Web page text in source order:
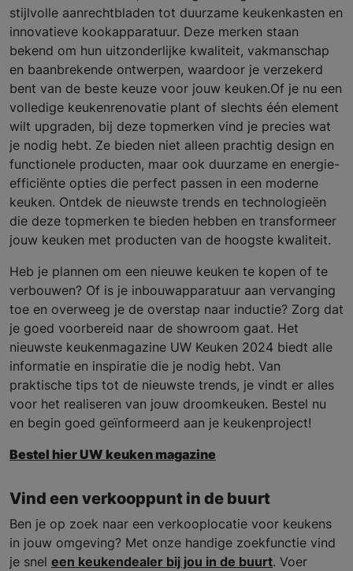
stijlvolle aanrechtbladen tot duurzame keukenkasten en
innovatieve kookapparatuur. Deze merken staan
bekend om hun uitzonderlijke kwaliteit, vakmanschap
en baanbrekende ontwerpen, waardoor je verzekerd
bent van de beste keuze voor jouw keuken.Of je nu een
volledige keukenrenovatie plant of slechts één element
wilt upgraden, bij deze topmerken vind je precies wat
je nodig hebt. Ze bieden niet alleen prachtig design en
functionele producten, maar ook duurzame en energie-
efficiënte opties die perfect passen in een moderne
keuken. Ontdek de nieuwste trends en technologieën
die deze topmerken te bieden hebben en transformeer
jouw keuken met producten van de hoogste kwaliteit.
Heb je plannen om een nieuwe keuken te kopen of te
verbouwen? Of is je inbouwapparatuur aan vervanging
toe en overweeg je de overstap naar inductie? Zorg dat
je goed voorbereid naar de showroom gaat. Het
nieuwste keukenmagazine UW Keuken 2024 biedt alle
informatie en inspiratie die je nodig hebt. Van
praktische tips tot de nieuwste trends, je vindt er alles
voor het realiseren van jouw droomkeuken. Bestel nu
en begin goed geïnformeerd aan je keukenproject!
Bestel hier UW keuken magazine
Vind een verkooppunt in de buurt
Ben je op zoek naar een verkooplocatie voor keukens
in jouw omgeving? Met onze handige zoekfunctie vind
je snel een keukendealer bij jou in de buurt. Voer